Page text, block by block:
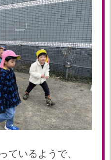
ているようで、